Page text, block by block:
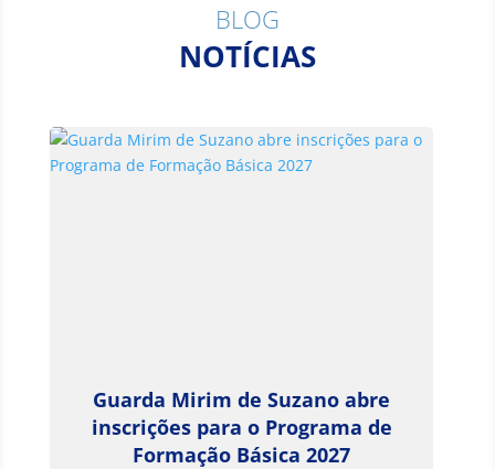
BLOG
NOTÍCIAS
Guarda Mirim de Suzano abre
inscrições para o Programa de
Formação Básica 2027